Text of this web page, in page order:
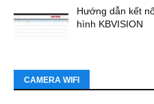
Hướng dẫn kết
hình KBVISION
CAMERA WIFI